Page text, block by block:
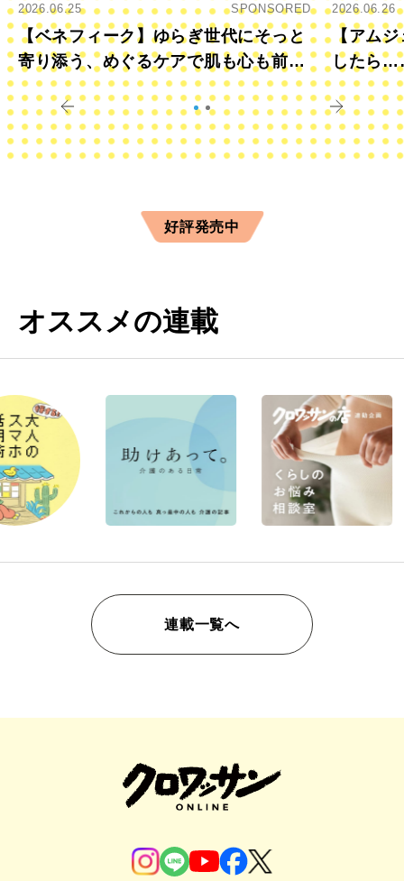
2026.06.25 SPONSORED
【ベネフィーク】ゆらぎ世代にそっと
寄り添う、めぐるケアで肌も心も前向
きに
2026.06.26
【アムジ
したら
すか？
好評発売中
オススメの連載
連載一覧へ